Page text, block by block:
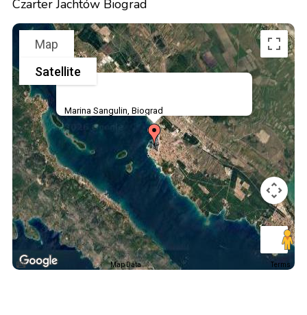
Czarter Jachtów Biograd
Marina Sangulin, Biograd
Map
Satellite
Map Data Terms